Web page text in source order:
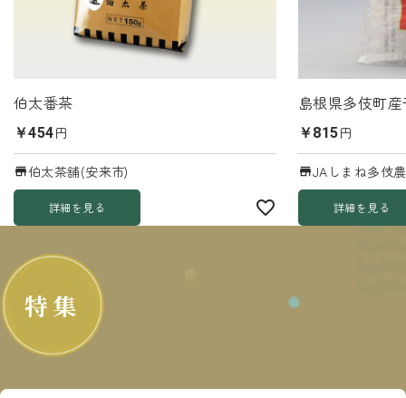
伯太番茶
￥454円
伯太茶舗(安来市)
詳細を見る
島根県多伎町
￥815円
JAしまね多伎
詳細を見る
特集